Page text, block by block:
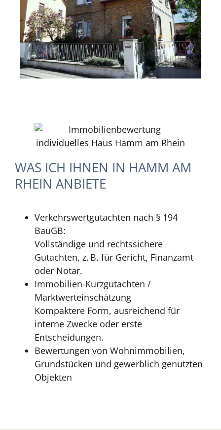
WAS ICH IHNEN IN HAMM AM
RHEIN ANBIETE
Verkehrswertgutachten nach § 194
BauGB:
Vollständige und rechtssichere
Gutachten, z. B. für Gericht, Finanzamt
oder Notar.
Immobilien-Kurzgutachten /
Marktwerteinschätzung
Kompaktere Form, ausreichend für
interne Zwecke oder erste
Entscheidungen.
Bewertungen von Wohnimmobilien,
Grundstücken und gewerblich genutzten
Objekten